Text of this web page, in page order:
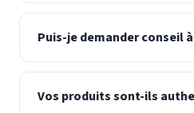
Puis-je demander conseil
Vos produits sont-ils